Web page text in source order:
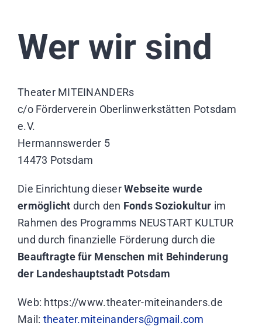
Wer wir sind
Theater MITEINANDERs
c/o Förderverein Oberlinwerkstätten Potsdam
e.V.
Hermannswerder 5
14473 Potsdam
Die Einrichtung dieserWebseite wurde
ermöglicht durch den Fonds Soziokultur im
Rahmen des Programms NEUSTART KULTUR
und durch finanzielle Förderung durch die
Beauftragte für Menschen mit Behinderung
der Landeshauptstadt Potsdam
Web: https://www.theater-miteinanders.de
Mail: theater.miteinanders@gmail.com